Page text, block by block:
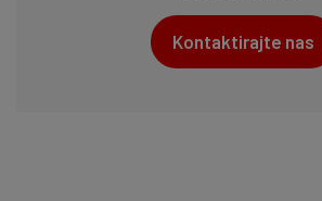
Kontaktirajte nas